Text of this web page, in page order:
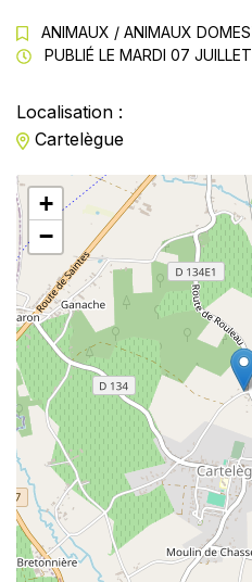
ANIMAUX / ANIMAUX
PUBLIÉ LE MARDI 07
Localisation :
Cartelègue
+
−